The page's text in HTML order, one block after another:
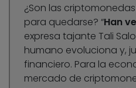
¿Son las
para quedarse? “Han
expresa tajante Tali
humano evoluciona y,
financiero. Para la
mercado de